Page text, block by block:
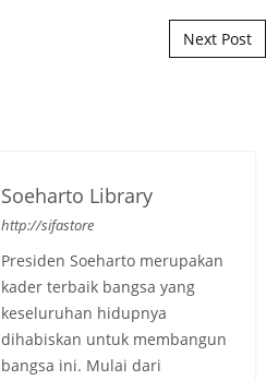
Next Post
Soeharto Library
http://sifastore
Presiden Soeharto merupakan
kader terbaik bangsa yang
keseluruhan hidupnya
dihabiskan untuk membangun
bangsa ini. Mulai dari